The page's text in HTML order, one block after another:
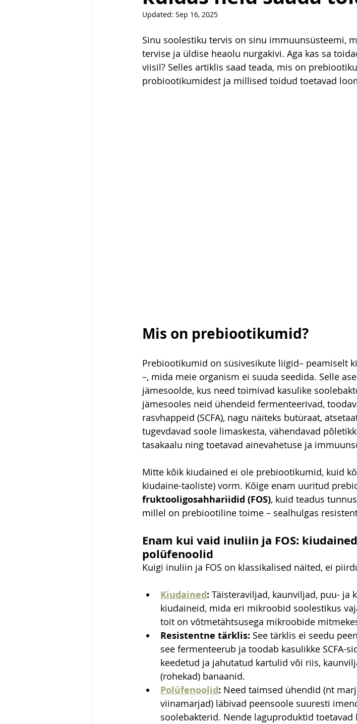
Updated: Sep 16, 2025
Sinu soolestiku tervis on sinu immuunsüsteemi,
tervise ja üldise heaolu nurgakivi. Aga kas sa
viisil? Selles artiklis saad teada, mis on
probiootikumidest ja millised toidud toetavad
Mis on prebiootikumid?
Prebiootikumid on süsivesikute liigid– peamiselt
–, mida meie organism ei suuda seedida. Selle
jämesoolde, kus need toimivad kasulike
jämesooles neid ühendeid fermenteerivad,
rasvhappeid (SCFA), nagu näiteks butüraat,
tugevdavad soole limaskesta, vähendavad
tasakaalu ning toetavad ainevahetuse ja
Mitte kõik kiudained ei ole prebiootikumid, kuid
kiudaine-taoliste) vorm. Kõige enam uuritud
fruktooligosahhariidid (FOS), kuid teadus
millel on prebiootiline toime – sealhulgas
Enam kui vaid inuliin ja FOS:
polüfenoolid
Kuigi inuliin ja FOS on klassikalised näited, ei
Kiudained: Täisteraviljad, kaunviljad, puu- ja
kiudaineid, mida eri mikroobid soolestikus
toit on võtmetähtsusega mikroobide
Resistentne tärklis: See tärklis ei seedu
see fermenteerub ja toodab kasulikke SCFA-
keedetud ja jahutatud kartulid või riis,
(rohekad) banaanid.
Polüfenoolid: Need taimsed ühendid (nt
viinamarjad) läbivad peensoole suuresti
soolebakterid. Nende laguproduktid toetavad